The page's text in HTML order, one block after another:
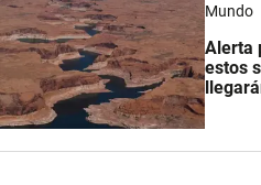
Mundo
Alerta
estos